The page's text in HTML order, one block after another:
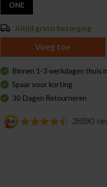
ONE
Altijd gratis bezorging
Voeg toe
Binnen 1-3 werkdagen thuis
Spaar voor korting
30 Dagen Retourneren